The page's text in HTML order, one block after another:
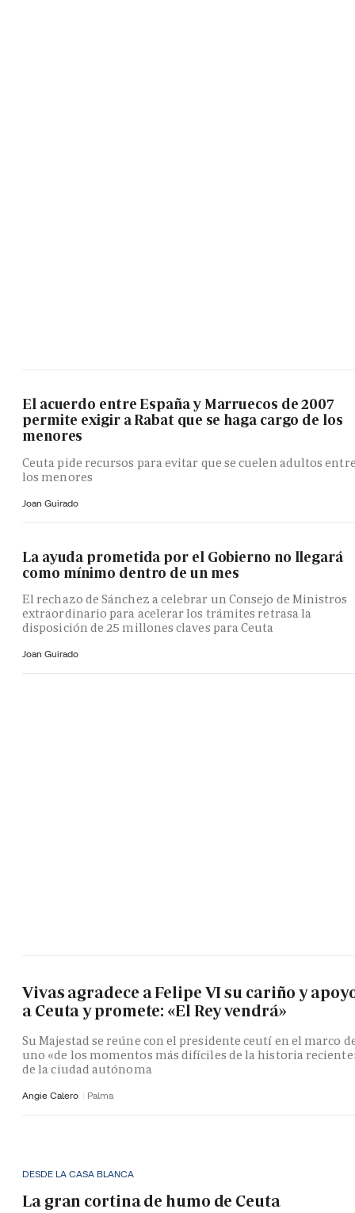
El acuerdo entre España y Marruecos de 2007
permite exigir a Rabat que se haga cargo de los
menores
Ceuta pide recursos para evitar que se cuelen adultos
los menores
Joan Guirado
La ayuda prometida por el Gobierno no llegará
como mínimo dentro de un mes
El rechazo de Sánchez a celebrar un Consejo de Ministros
extraordinario para acelerar los trámites retrasa la
disposición de 25 millones claves para Ceuta
Joan Guirado
Vivas agradece a Felipe VI su cariño y
a Ceuta y promete: «El Rey vendrá»
Su Majestad se reúne con el presidente ceutí en el marco
uno «de los momentos más difíciles de la historia
de la ciudad autónoma
Angie Calero Palma
DESDE LA CASA BLANCA
La gran cortina de humo de Ceuta